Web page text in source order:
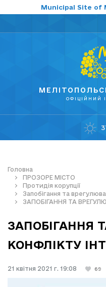
Municipal Site of
ОФІЦІЙНИЙ
Головна
ПРОЗОРЕ МІСТО
Протидія корупції
Запобігання та
ЗАПОБІГАННЯ ТА
ЗАПОБІГАННЯ
КОНФЛІКТУ
21 квітня 2021 г. 19:08 69